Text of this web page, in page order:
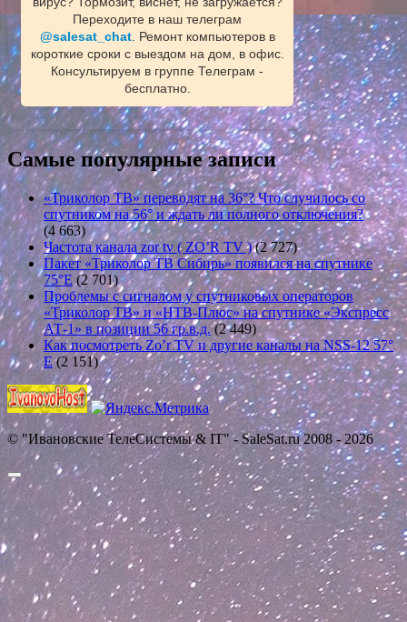
Переходите в наш телеграм
@salesat_chat. Ремонт компьютеров в
короткие сроки с выездом на дом, в офис.
Консультируем в группе Телеграм -
бесплатно.
Самые популярные записи
«Триколор ТВ» переводят на 36°? Что случилось со
спутником на 56° и ждать ли полного отключения?
(4 663)
Частота канала zor tv ( ZO’R TV ) (2 727)
Пакет «Триколор ТВ Сибирь» появился на спутнике
75°E (2 701)
Проблемы с сигналом у спутниковых операторов
«Триколор ТВ» и «НТВ-Плюс» на спутнике «Экспресс
АТ-1» в позиции 56 гр.в.д. (2 449)
Как посмотреть Zo’r TV и другие каналы на NSS-12 57°
E (2 151)
© "Ивановские ТелеСистемы & IT" - SaleSat.ru 2008 - 2026
Прокрутить
вверх